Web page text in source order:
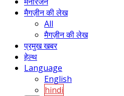
मैगज़ीन की लेख
All
मैगज़ीन की लेख
प्रमुख खबर
हेल्थ
Language
English
hindi